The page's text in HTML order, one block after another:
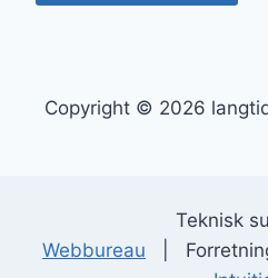
Copyright © 2026
Teknisk
Webbureau |